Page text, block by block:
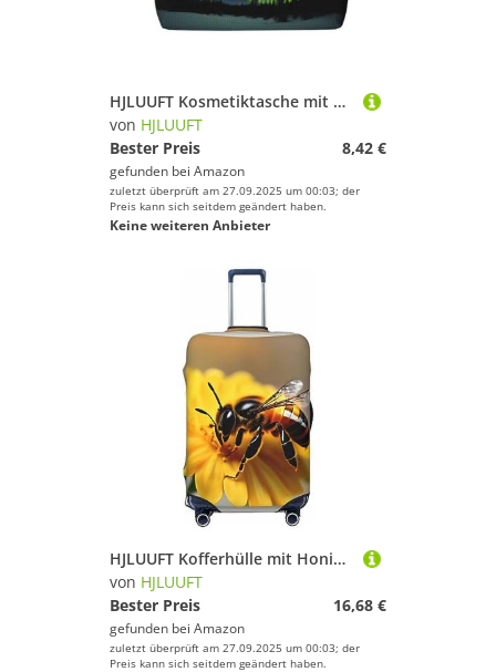
HJLUUFT Kosmetiktasche mit Nordlichtern, Malerei-Druck, Reise-Kulturbeutel, Make-up-Tasche für Damen, Make-up-Organizer, Toilettenartikel-Zubehör, Schwarz, Einheitsgröße
von HJLUUFT
Bester Preis
8,42 €
gefunden bei Amazon
zuletzt überprüft am 27.09.2025 um 00:03; der
Preis kann sich seitdem geändert haben.
Keine weiteren Anbieter
HJLUUFT Kofferhülle mit Honigbienen- und Blumendruck, Reisegepäckabdeckung, waschbar, kratzfest, Schwarz , M
von HJLUUFT
Bester Preis
16,68 €
gefunden bei Amazon
zuletzt überprüft am 27.09.2025 um 00:03; der
Preis kann sich seitdem geändert haben.